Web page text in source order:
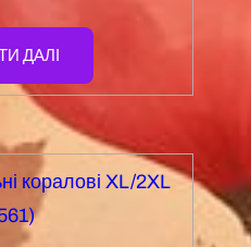
ДАЛІ